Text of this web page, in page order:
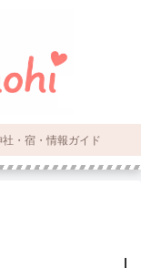
・宿・情報ガイド